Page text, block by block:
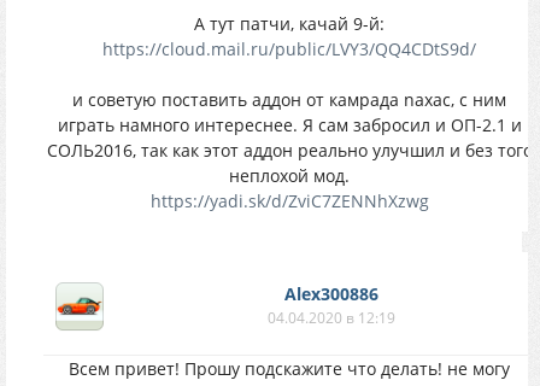
А тут патчи, качай 9-й:
https://cloud.mail.ru/public/LVY3/QQ4CDtS9d/
и советую поставить аддон от камрада naxac, с ним
играть намного интереснее. Я сам забросил и ОП-2.1 и
СОЛЬ2016, так как этот аддон реально улучшил и без того
неплохой мод.
https://yadi.sk/d/ZviC7ZENNhXzwg
Alex300886
04.04.2020 в 12:19
Всем привет! Прошу подскажите что делать! не могу